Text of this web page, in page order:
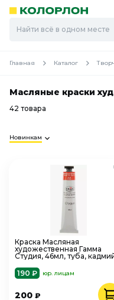
Ск
Ск
Главная Каталог
Масляные краски
42 товара
Новинкам
Краска Масляная
художественная Гамма
Студия, 46мл, туба,
190 ₽
юр. лицам
200 ₽